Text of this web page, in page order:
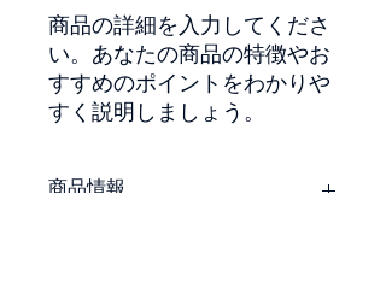
商品の詳細を入力してくださ
い。あなたの商品の特徴やお
すすめのポイントをわかりや
すく説明しましょう。
商品情報